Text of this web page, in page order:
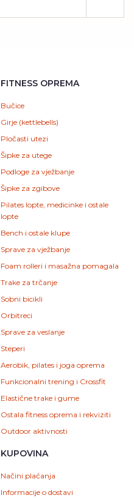
FITNESS OPREMA
Bučice
Girje (kettlebells)
Pločasti utezi
Šipke za utege
Podloge za vježbanje
Šipke za zgibove
Pilates lopte, medicinke i ostale
lopte
Bench i ostale klupe
Sprave za vježbanje
Foam rolleri i masažna pomagala
Trake za trčanje
Sobni bicikli
Orbitreci
Sprave za veslanje
Steperi
Aerobik, pilates i joga oprema
Funkcionalni trening i Crossfit
Elastične trake i gume
Ostala fitness oprema i rekviziti
Outdoor aktivnosti
KUPOVINA
Načini plaćanja
Informacije o dostavi